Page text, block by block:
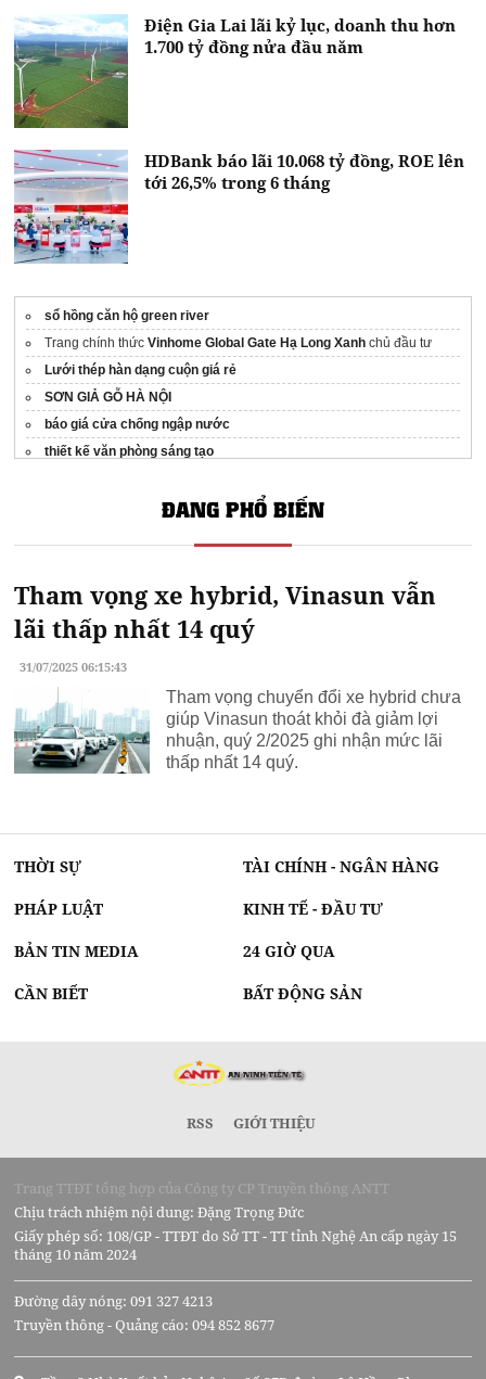
Điện Gia Lai lãi kỷ lục, doanh thu hơn
1.700 tỷ đồng nửa đầu năm
HDBank báo lãi 10.068 tỷ đồng, ROE lên
tới 26,5% trong 6 tháng
sổ hồng căn hộ green river
Trang chính thứcVinhome Global Gate Hạ Long Xanh chủ đầu tư
Lưới thép hàn dạng cuộn giá rẻ
SƠN GIẢ GỖ HÀ NỘI
báo giá cửa chống ngập nước
thiết kế văn phòng sáng tạo
ống thép cỡ lớn hòa phát
giày bảo hộ jogger
chính hãng
Xây nhà trọn gói biên hòa
Nệm giá kho
Dịch Vụ sửa bếp từ
suadiennuuoctiendat uy tín giá rẻ
Giám sát công trình xây dựng
thu mua inox phế liệu giá cao
sơn nội thất cao cấp spec
nội thất óc chó
xây nhà trọn gói uy tín
Nam Phương
thu mua phế liệu đồng
chuyển văn phòngtrọn gói
Đại LýMáy Sủi Oxy Tích ĐiệnUy Tín
đồ trang trí nhà cửa
Mua bán nhà đất
mẫu khách sạn đẹp
máy đánh kem
ĐANG PHỔ BIẾN
Tham vọng xe hybrid, Vinasun vẫn
lãi thấp nhất 14 quý
31/07/2025 06:15:43
Tham vọng chuyển đổi xe hybrid chưa
giúp Vinasun thoát khỏi đà giảm lợi
nhuận, quý 2/2025 ghi nhận mức lãi
thấp nhất 14 quý.
THỜI SỰ TÀI CHÍNH - NGÂN HÀNG
PHÁP LUẬT KINH TẾ - ĐẦU TƯ
BẢN TIN MEDIA 24 GIỜ QUA
CẦN BIẾT BẤT ĐỘNG SẢN
RSS GIỚI THIỆU
Trang TTĐT tổng hợp của Công ty CP Truyền thông ANTT
Chịu trách nhiệm nội dung: Đặng Trọng Đức
Giấy phép số: 108/GP - TTĐT do Sở TT - TT tỉnh Nghệ An cấp ngày 15
tháng 10 năm 2024
Đường dây nóng: 091 327 4213
Truyền thông - Quảng cáo: 094 852 8677